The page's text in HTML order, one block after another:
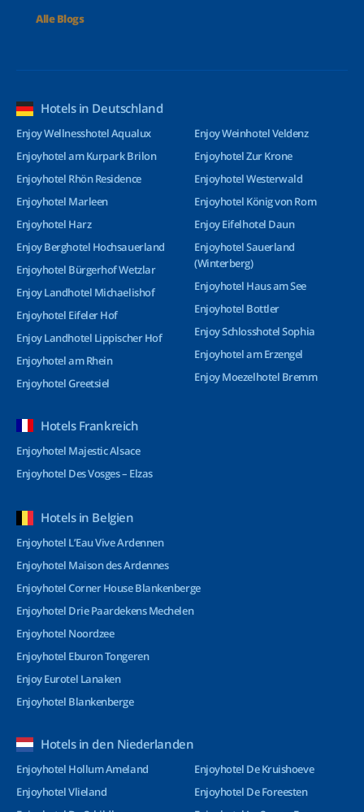
Alle Blogs
Hotels in Deutschland
Enjoy Wellnesshotel Aqualux
Enjoyhotel am Kurpark Brilon
Enjoyhotel Rhön Residence
Enjoyhotel Marleen
Enjoyhotel Harz
Enjoy Berghotel Hochsauerland
Enjoyhotel Bürgerhof Wetzlar
Enjoy Landhotel Michaelishof
Enjoyhotel Eifeler Hof
Enjoy Landhotel Lippischer Hof
Enjoyhotel am Rhein
Enjoyhotel Greetsiel
Enjoy Weinhotel Veldenz
Enjoyhotel Zur Krone
Enjoyhotel Westerwald
Enjoyhotel König von Rom
Enjoy Eifelhotel Daun
Enjoyhotel Sauerland
(Winterberg)
Enjoyhotel Haus am See
Enjoyhotel Bottler
Enjoy Schlosshotel Sophia
Enjoyhotel am Erzengel
Enjoy Moezelhotel Bremm
Hotels Frankreich
Enjoyhotel Majestic Alsace
Enjoyhotel Des Vosges – Elzas
Hotels in Belgien
Enjoyhotel L’Eau Vive Ardennen
Enjoyhotel Maison des Ardennes
Enjoyhotel Corner House Blankenberge
Enjoyhotel Drie Paardekens Mechelen
Enjoyhotel Noordzee
Enjoyhotel Eburon Tongeren
Enjoy Eurotel Lanaken
Enjoyhotel Blankenberge
Hotels in den Niederlanden
Enjoyhotel Hollum Ameland
Enjoyhotel Vlieland
Enjoyhotel De Kruishoeve
Enjoyhotel De Foreesten